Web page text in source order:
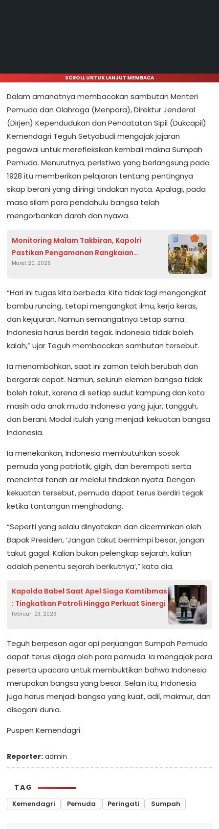
SCROLL UNTUK LANJUT MEMBACA
Dalam amanatnya membacakan sambutan Menteri
Pemuda dan Olahraga (Menpora), Direktur Jenderal
(Dirjen) Kependudukan dan Pencatatan Sipil (Dukcapil)
Kemendagri Teguh Setyabudi mengajak jajaran
pegawai untuk merefleksikan kembali makna Sumpah
Pemuda. Menurutnya, peristiwa yang berlangsung pada
1928 itu memberikan pelajaran tentang pentingnya
sikap berani yang diiringi tindakan nyata. Apalagi, pada
masa silam para pendahulu bangsa telah
mengorbankan darah dan nyawa.
Monitoring Malam Takbiran, Kapolri
Pastikan Pengamanan Rangkaian
Perayaan Idulfitri
Maret 20, 2026
“Hari ini tugas kita berbeda. Kita tidak lagi mengangkat
bambu runcing, tetapi mengangkat ilmu, kerja keras,
dan kejujuran. Namun semangatnya tetap sama:
Indonesia harus berdiri tegak. Indonesia tidak boleh
kalah,” ujar Teguh membacakan sambutan tersebut.
Ia menambahkan, saat ini zaman telah berubah dan
bergerak cepat. Namun, seluruh elemen bangsa tidak
boleh takut, karena di setiap sudut kampung dan kota
masih ada anak muda Indonesia yang jujur, tangguh,
dan berani. Modal itulah yang menjadi kekuatan bangsa
Indonesia.
Ia menekankan, Indonesia membutuhkan sosok
pemuda yang patriotik, gigih, dan berempati serta
mencintai tanah air melalui tindakan nyata. Dengan
kekuatan tersebut, pemuda dapat terus berdiri tegak
ketika tantangan menghadang.
“Seperti yang selalu dinyatakan dan dicerminkan oleh
Bapak Presiden, ‘Jangan takut bermimpi besar, jangan
takut gagal. Kalian bukan pelengkap sejarah, kalian
adalah penentu sejarah berikutnya’,” kata dia.
Kapolda Babel Saat Apel Siaga Kamtibmas
: Tingkatkan Patroli Hingga Perkuat Sinergi
Februari 23, 2026
Teguh berpesan agar api perjuangan Sumpah Pemuda
dapat terus dijaga oleh para pemuda. Ia mengajak para
peserta upacara untuk membuktikan bahwa Indonesia
merupakan bangsa yang besar. Selain itu, Indonesia
juga harus menjadi bangsa yang kuat, adil, makmur, dan
disegani dunia.
Puspen Kemendagri
Reporter: admin
TAG
Kemendagri Pemuda Peringati Sumpah